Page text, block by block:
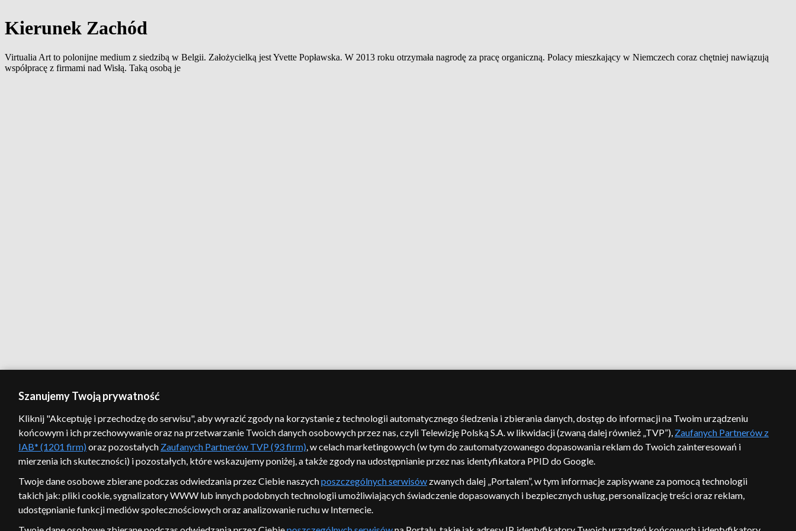
Kierunek Zachód
Virtualia Art to polonijne medium z siedzibą w Belgii. Założycielką jest Yvette Popławska. W 2013 roku otrzymała nagrodę za pracę organiczną. Polacy mieszkający w Niemczech coraz chętniej nawiązują
współpracę z firmami nad Wisłą. Taką osobą je
Szanujemy Twoją prywatność
Kliknij "Akceptuję i przechodzę do serwisu", aby wyrazić zgody na korzystanie z technologii automatycznego śledzenia i zbierania danych, dostęp do informacji na Twoim urządzeniu
końcowym i ich przechowywanie oraz na przetwarzanie Twoich danych osobowych przez nas, czyli Telewizję Polską S.A. w likwidacji (zwaną dalej również „TVP”), Zaufanych Partnerów z
IAB* (1201 firm)oraz pozostałych Zaufanych Partnerów TVP (93 firm), w celach marketingowych (w tym do zautomatyzowanego dopasowania reklam do Twoich zainteresowań i
mierzenia ich skuteczności) i pozostałych, które wskazujemy poniżej, a także zgody na udostępnianie przez nas identyfikatora PPID do Google.
Twoje dane osobowe zbierane podczas odwiedzania przez Ciebie naszychposzczególnych serwisów zwanych dalej „Portalem”, w tym informacje zapisywane za pomocą technologii
takich jak: pliki cookie, sygnalizatory WWW lub innych podobnych technologii umożliwiających świadczenie dopasowanych i bezpiecznych usług, personalizację treści oraz reklam,
udostępnianie funkcji mediów społecznościowych oraz analizowanie ruchu w Internecie.